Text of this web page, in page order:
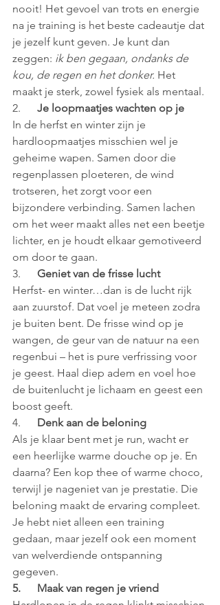
nooit! Het gevoel van trots en energie
na je training is het beste cadeautje dat
je jezelf kunt geven. Je kunt dan
zeggen: ik ben gegaan, ondanks de
kou, de regen en het donker. Het
maakt je sterk, zowel fysiek als mentaal.
2. Je loopmaatjes wachten op je
In de herfst en winter zijn je
hardloopmaatjes misschien wel je
geheime wapen. Samen door die
regenplassen ploeteren, de wind
trotseren, het zorgt voor een
bijzondere verbinding. Samen lachen
om het weer maakt alles net een beetje
lichter, en je houdt elkaar gemotiveerd
om door te gaan.
3. Geniet van de frisse lucht
Herfst- en winter…dan is de lucht rijk
aan zuurstof. Dat voel je meteen zodra
je buiten bent. De frisse wind op je
wangen, de geur van de natuur na een
regenbui – het is pure verfrissing voor
je geest. Haal diep adem en voel hoe
de buitenlucht je lichaam en geest een
boost geeft.
4. Denk aan de beloning
Als je klaar bent met je run, wacht er
een heerlijke warme douche op je. En
daarna? Een kop thee of warme choco,
terwijl je nageniet van je prestatie. Die
beloning maakt de ervaring compleet.
Je hebt niet alleen een training
gedaan, maar jezelf ook een moment
van welverdiende ontspanning
gegeven.
5.      Maak van regen je vriend